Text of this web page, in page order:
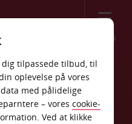
Menu
tilpassede tilbud, til
oplevelse på vores
med pålidelige
– vores cookie-
Ved at klikke